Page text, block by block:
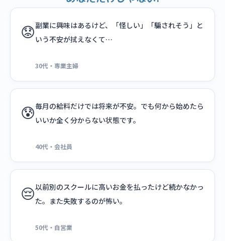
😟副業に興味はあるけど、「怪しい」「騙されそう」と
いう不安が拭えなくて…
30代・専業主婦
😰毎月の給料だけでは将来が不安。でも何から始めたら
いいか全く分からない状態です。
40代・会社員
😔以前別のスクールに高いお金を払ったけど続かなかっ
た。また失敗するのが怖い。
50代・自営業